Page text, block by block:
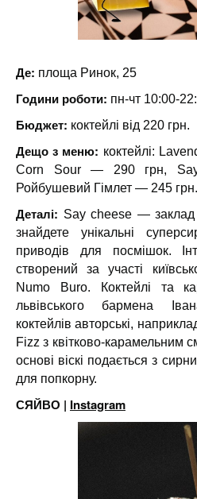
Де: площа Ринок, 25
Години роботи: пн-чт 10:00-
Бюджет: коктейлі від 220 грн.
Дещо з меню: коктейлі:
Corn Sour — 290 грн,
Ройбушевий Гімлет — 245 грн.
Деталі: Say cheese —
знайдете унікальні
приводів для посмішок.
створений за участі
Numo Buro. Коктейлі та
львівського бармена
коктейлів авторські,
Fizz з квітково-карамельним
основі віскі подається з
для попкорну.
СЯЙВО | Instagram